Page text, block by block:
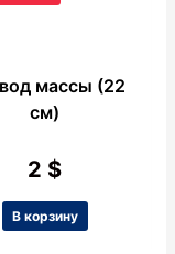
массы (22
см)
2 $
В корзину